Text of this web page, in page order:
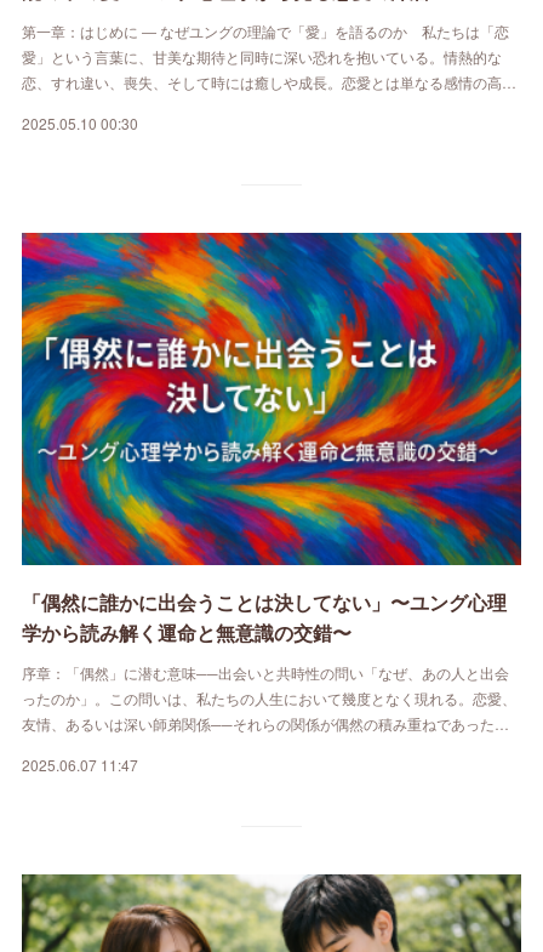
第一章：はじめに ― なぜユングの理論で「愛」を語るのか 私たちは「恋
愛」という言葉に、甘美な期待と同時に深い恐れを抱いている。情熱的な
恋、すれ違い、喪失、そして時には癒しや成長。恋愛とは単なる感情の高…
2025.05.10 00:30
「偶然に誰かに出会うことは決してない」〜ユング心理
学から読み解く運命と無意識の交錯〜
序章：「偶然」に潜む意味──出会いと共時性の問い「なぜ、あの人と出会
ったのか」。この問いは、私たちの人生において幾度となく現れる。恋愛、
友情、あるいは深い師弟関係──それらの関係が偶然の積み重ねであった…
2025.06.07 11:47